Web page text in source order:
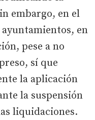
embargo, en el
ayuntamientos, en
pese a no
sí que
la aplicación
la suspensión
liquidaciones.